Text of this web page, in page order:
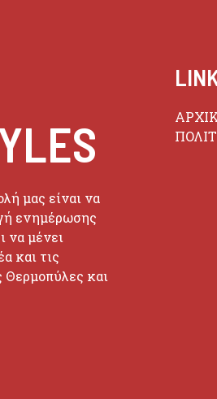
μας είναι να
ενημέρωσης
να μένει
και τις
Θερμοπύλες και